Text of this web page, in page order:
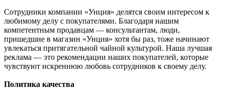
Сотрудники компании «Унция» делятся своим интересом к
любимому делу с покупателями. Благодаря нашим
компетентным продавцам — консультантам, люди,
пришедшие в магазин «Унция» хотя бы раз, тоже начинают
увлекаться притягательной чайной культурой. Наша лучшая
реклама — это рекомендации наших покупателей, которые
чувствуют искреннюю любовь сотрудников к своему делу.
Политика качества